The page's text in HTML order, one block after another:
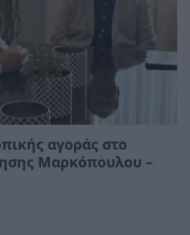
αγοράς στο
Μαρκόπουλου –